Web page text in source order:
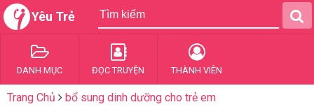
Yêu Trẻ
DANH MỤC ĐỌC TRUYỆN THÀNH VIÊN
Trang Chủ bổ sung dinh dưỡng cho trẻ em